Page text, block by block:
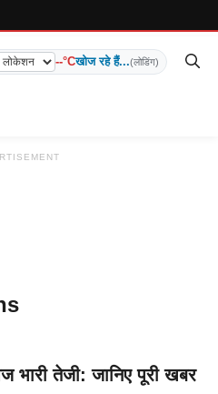
--°Cखोज रहे हैं...(लोडिंग)
तेजी: जानिए पूरी खबर